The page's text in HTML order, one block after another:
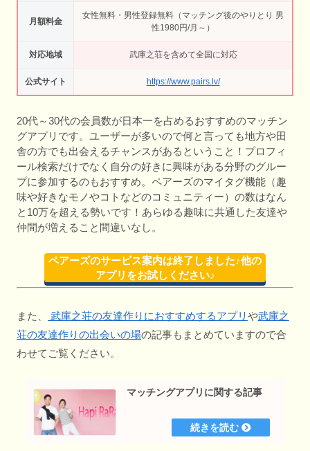
月額料金
女性無料・男性登録無料（マッチング後のやりとり 男
性1980円/月～）
対応地域 武庫之荘を含めて全国に対応
公式サイト https://www.pairs.lv/
20代～30代の会員数が日本一を占めるおすすめのマッチン
グアプリです。ユーザーが多いので何と言っても地方や田
舎の方でも出会えるチャンスがあるということ！プロフィ
ール検索だけでなく自分の好きに興味がある分野のグルー
プに参加するのもおすすめ。ペアーズのマイタグ機能（趣
味や好きなモノやコトなどのコミュニティー）の数はなん
と10万を超える勢いです！あらゆる趣味に共通した友達や
仲間が増えること間違いなし。
ペアーズのサービス案内は終了しました♪他の
アプリをお試しください♪
また、 武庫之荘の友達作りにおすすめするアプリ や武庫之
荘の友達作りの出会いの場の記事もまとめていますので合
わせてご覧ください。
マッチングアプリに関する記事